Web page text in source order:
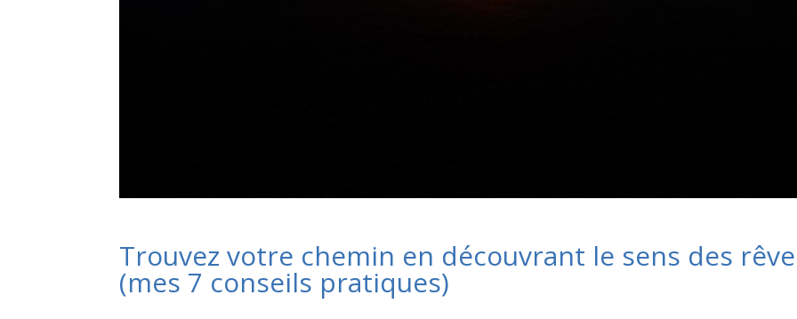
Trouvez votre chemin en découvrant le sens des
(mes 7 conseils pratiques)